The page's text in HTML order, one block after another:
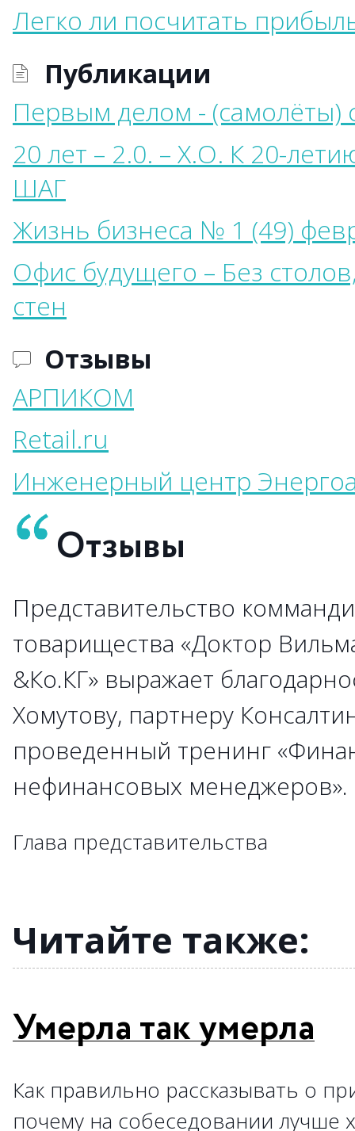
Легко ли посчитать
Публикации
Первым делом - (самолёты)
20 лет – 2.0. – Х.О. К 20-
ШАГ
Жизнь бизнеса № 1 (49)
Офис будущего – Без
стен
Отзывы
АРПИКОМ
Retail.ru
Инженерный центр
Отзывы
Представительство
товарищества «Доктор
&Ко.КГ» выражает
Хомутову, партнеру
проведенный тренинг
нефинансовых
Глава представительства
→
→
→
→
→
→
→
→
→
→
→
→
→
→
→
→
→
→
→
→
→
→
→
→
→
→
→
→
→
→
→
→
→
→
→
→
Читайте также:
Умерла так умерла
Как правильно рассказывать о
почему на собеседовании лучше